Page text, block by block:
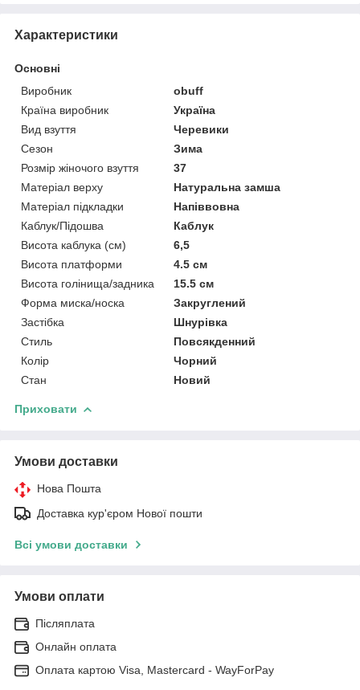
Характеристики
Основні
Виробник
obuff
Країна виробник
Україна
Вид взуття
Черевики
Сезон
Зима
Розмір жіночого взуття
37
Матеріал верху
Натуральна замша
Матеріал підкладки
Напіввовна
Каблук/Підошва
Каблук
Висота каблука (см)
6,5
Висота платформи
4.5 см
Висота голінища/задника
15.5 см
Форма миска/носка
Закруглений
Застібка
Шнурівка
Стиль
Повсякденний
Колір
Чорний
Стан
Новий
Приховати
Умови доставки
Нова Пошта
Доставка кур'єром Нової пошти
Всі умови доставки
Умови оплати
Післяплата
Онлайн оплата
Оплата картою Visa, Mastercard - WayForPay